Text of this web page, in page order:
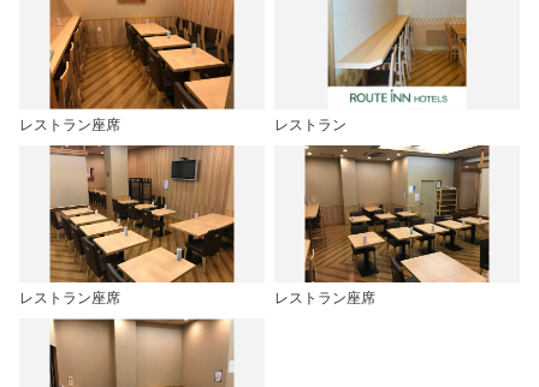
レストラン座席 レストラン
レストラン座席 レストラン座席